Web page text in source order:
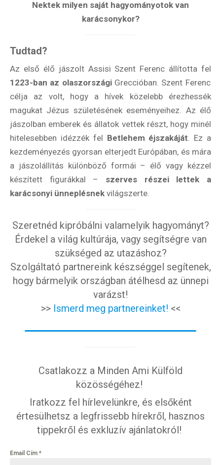
Nektek milyen saját hagyományotok van
karácsonykor?
Tudtad?
Az első élő jászolt Assisi Szent Ferenc állította fel
1223-ban az olaszországi Greccióban. Szent Ferenc
célja az volt, hogy a hívek közelebb érezhessék
magukat Jézus születésének eseményeihez. Az élő
jászolban emberek és állatok vettek részt, hogy minél
hitelesebben idézzék fel Betlehem éjszakáját. Ez a
kezdeményezés gyorsan elterjedt Európában, és mára
a jászolállítás különböző formái – élő vagy kézzel
készített figurákkal – szerves részei lettek a
karácsonyi ünneplésnek világszerte.
Szeretnéd kipróbálni valamelyik hagyományt?
Érdekel a világ kultúrája, vagy segítségre van
szükséged az utazáshoz?
Szolgáltató partnereink készséggel segítenek,
hogy bármelyik országban átélhesd az ünnepi
varázst!
>> Ismerd meg partnereinket! <<
Csatlakozz a Minden Ami Külföld
közösségéhez!
Iratkozz fel hírlevelünkre, és elsőként
értesülhetsz a legfrissebb hírekről, hasznos
tippekről és exkluzív ajánlatokról!
Email Cím *